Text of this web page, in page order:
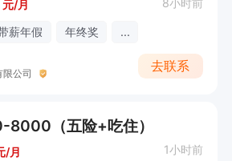
元/月
薪年假 年终奖 ...
公司
去联系
（五险+吃住）
/月 1小时前